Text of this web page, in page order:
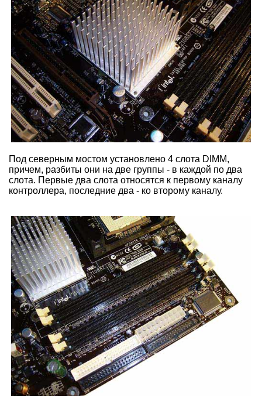
Под северным мостом установлено 4 слота DIMM,
причем, разбиты они на две группы - в каждой по два
слота. Первые два слота относятся к первому каналу
контроллера, последние два - ко второму каналу.